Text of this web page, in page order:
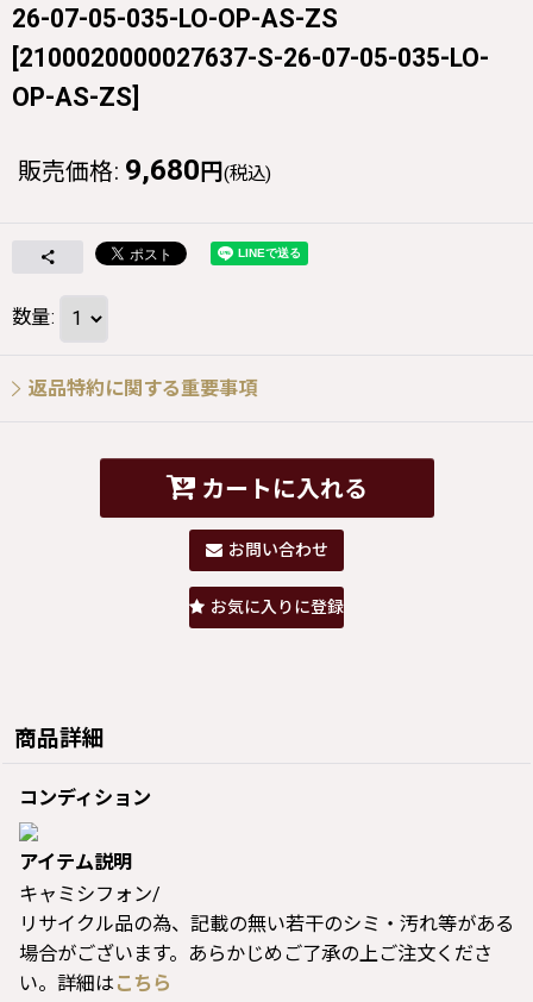
26-07-05-035-LO-OP-AS-ZS
[2100020000027637-S-26-07-05-035-LO-
OP-AS-ZS]
販売価格: 9,680 円 (税込)
数量:
返品特約に関する重要事項
カートに入れる
お問い合わせ
お気に入りに登録
商品詳細
コンディション
アイテム説明
キャミシフォン/
リサイクル品の為、記載の無い若干のシミ・汚れ等がある
場合がございます。あらかじめご了承の上ご注文くださ
い。詳細は こちら